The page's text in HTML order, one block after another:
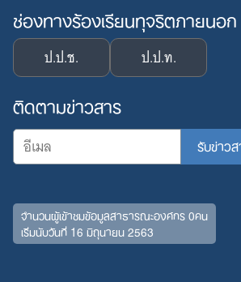
Search
for:
ช่องทางร้องเรียนทุจริตภายนอก
ป.ป.ช. ป.ป.ท.
ติดตามข่าวสาร
จำนวนผู้เข้าชมข้อมูลสาธารณะองค์กร 0คน
เริ่มนับวันที่ 16 มิถุนายน 2563